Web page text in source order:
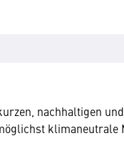
nachhaltigen
klimaneutrale